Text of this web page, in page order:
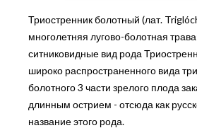
Триостренник болотный (лат.
многолетняя лугово-болотная
ситниковидные вид рода
широко распространенного вида
болотного 3 части зрелого плода
длинным острием - отсюда как
название этого рода.